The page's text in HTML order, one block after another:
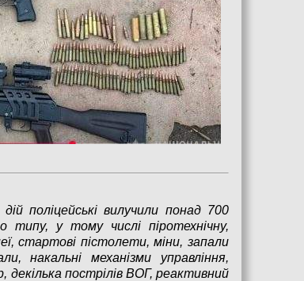
поліцейські вилучили понад 700
типу, у тому числі піротехнічну,
стартові пістолети, міни, запали
накальні механізми управління,
пострілів ВОГ, реактивний